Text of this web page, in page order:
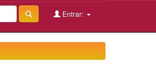
Entrar: